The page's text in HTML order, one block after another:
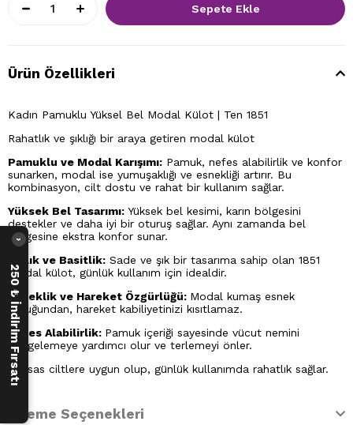
Ürün Özellikleri
Kadın Pamuklu Yüksel Bel Modal Külot | Ten 1851
Rahatlık ve şıklığı bir araya getiren modal külot
Pamuklu ve Modal Karışımı: Pamuk, nefes alabilirlik ve konfor
sunarken, modal ise yumuşaklığı ve esnekliği artırır. Bu
kombinasyon, cilt dostu ve rahat bir kullanım sağlar.
Yüksek Bel Tasarımı: Yüksek bel kesimi, karın bölgesini
destekler ve daha iyi bir oturuş sağlar. Aynı zamanda bel
bölgesine ekstra konfor sunar.
Şıklık ve Basitlik: Sade ve şık bir tasarıma sahip olan 1851
modal külot, günlük kullanım için idealdir.
Esneklik ve Hareket Özgürlüğü: Modal kumaş esnek
olduğundan, hareket kabiliyetinizi kısıtlamaz.
Nefes Alabilirlik: Pamuk içeriği sayesinde vücut nemini
dengelemeye yardımcı olur ve terlemeyi önler.
Hassas ciltlere uygun olup, günlük kullanımda rahatlık sağlar.
Ödeme Seçenekleri
250 ₺ İndirim Fırsatı
›